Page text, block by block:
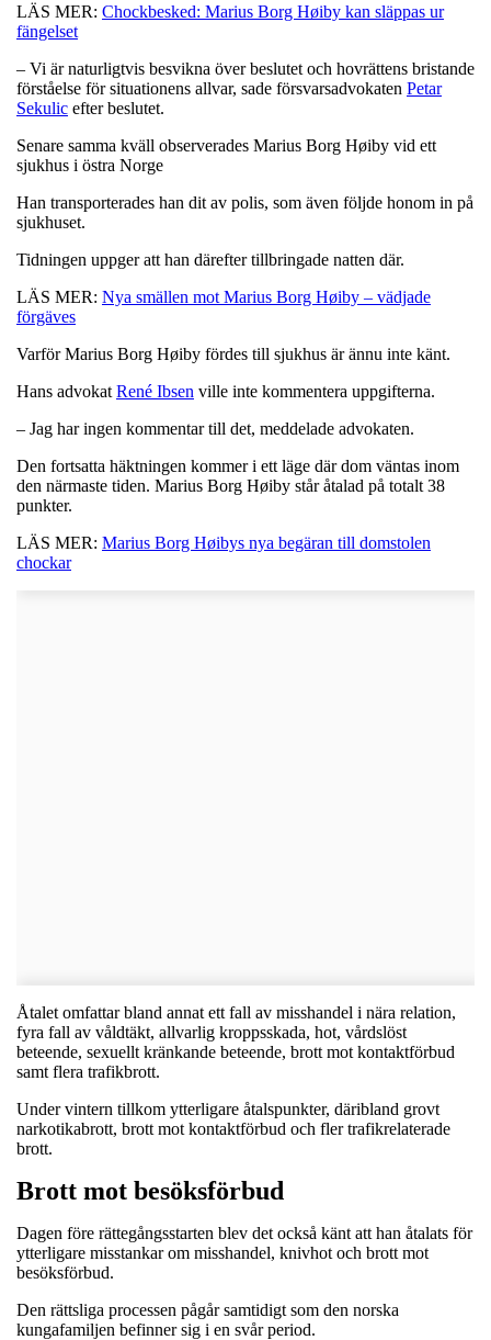
LÄS MER: Chockbesked: Marius Borg Høiby kan släppas ur
fängelset
– Vi är naturligtvis besvikna över beslutet och hovrättens bristande
förståelse för situationens allvar, sade försvarsadvokaten Petar
Sekulic efter beslutet.
Senare samma kväll observerades Marius Borg Høiby vid ett
sjukhus i östra Norge
Han transporterades han dit av polis, som även följde honom in på
sjukhuset.
Tidningen uppger att han därefter tillbringade natten där.
LÄS MER: Nya smällen mot Marius Borg Høiby – vädjade
förgäves
Varför Marius Borg Høiby fördes till sjukhus är ännu inte känt.
Hans advokat René Ibsen ville inte kommentera uppgifterna.
– Jag har ingen kommentar till det, meddelade advokaten.
Den fortsatta häktningen kommer i ett läge där dom väntas inom
den närmaste tiden. Marius Borg Høiby står åtalad på totalt 38
punkter.
LÄS MER: Marius Borg Høibys nya begäran till domstolen
chockar
Åtalet omfattar bland annat ett fall av misshandel i nära relation,
fyra fall av våldtäkt, allvarlig kroppsskada, hot, vårdslöst
beteende, sexuellt kränkande beteende, brott mot kontaktförbud
samt flera trafikbrott.
Under vintern tillkom ytterligare åtalspunkter, däribland grovt
narkotikabrott, brott mot kontaktförbud och fler trafikrelaterade
brott.
Brott mot besöksförbud
Dagen före rättegångsstarten blev det också känt att han åtalats för
ytterligare misstankar om misshandel, knivhot och brott mot
besöksförbud.
Den rättsliga processen pågår samtidigt som den norska
kungafamiljen befinner sig i en svår period.